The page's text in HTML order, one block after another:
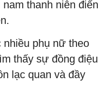
thanh niên điển
phụ nữ theo
thấy sự đồng điệu
lạc quan và đầy